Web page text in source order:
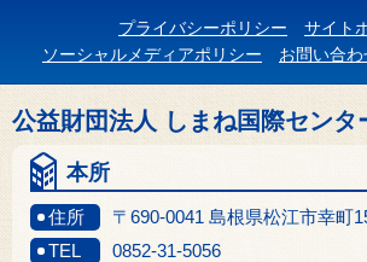
プライバシーポリシー
サイト
ソーシャルメディアポリシー
お問い合わ
公益財団法人 しまね国際センタ
本所
住所 〒690-0041 島根県松江市幸町
TEL 0852-31-5056